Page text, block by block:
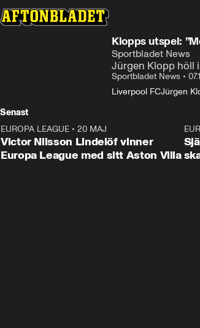
Klopps utspel:
Sportbladet News
Jürgen Klopp höll
Sportbladet News •
Liverpool FCJürgen
Senast
EUROPA LEAGUE • 20 MAJ
Victor Nilsson Lindelöf vinner
Europa League med sitt Aston Villa